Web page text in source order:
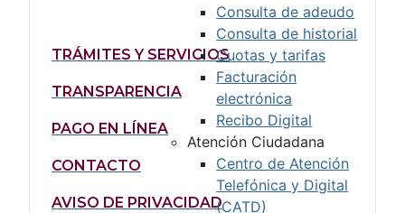
Consulta de adeudo
Consulta de historial
Cuotas y tarifas
Facturación
electrónica
Recibo Digital
Atención Ciudadana
Centro de Atención
Telefónica y Digital
(CATD)
TRÁMITES Y SERVICIOS
TRANSPARENCIA
PAGO EN LÍNEA
CONTACTO
AVISO DE PRIVACIDAD